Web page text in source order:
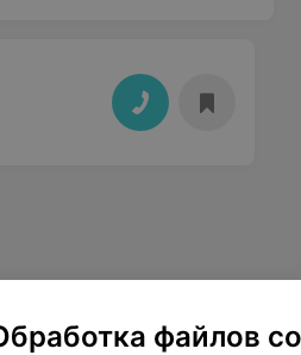
файлов